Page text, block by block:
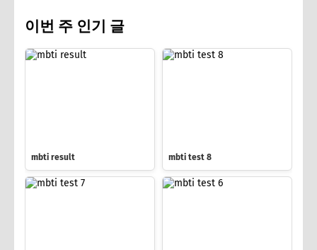
이번 주 인기 글
mbti result mbti test 8